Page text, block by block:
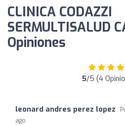
CLINICA CODAZZI
SERMULTISALUD
Opiniones
5/5 (4
leonard andres perez lopez
ago